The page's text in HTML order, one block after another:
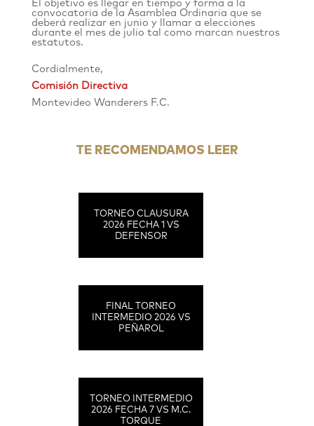
El objetivo es llegar en tiempo y forma a la
convocatoria de la Asamblea Ordinaria que se
deberá realizar en junio y llamar a elecciones
durante el mes de julio tal como marcan nuestros
estatutos.
Cordialmente,
Comisión Directiva
Montevideo Wanderers F.C.
TE RECOMENDAMOS LEER
TORNEO CLAUSURA
2026 FECHA 1 VS
DEFENSOR
FINAL TORNEO
INTERMEDIO 2026 VS
PEÑAROL
TORNEO INTERMEDIO
2026 FECHA 7 VS M.C.
TORQUE